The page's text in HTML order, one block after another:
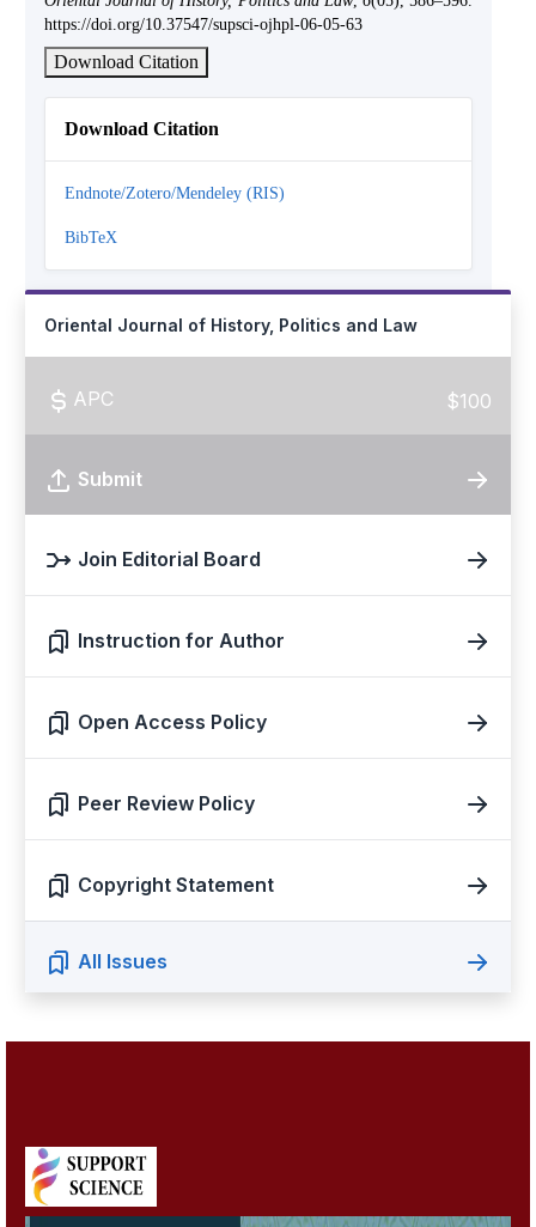
https://doi.org/10.37547/supsci-ojhpl-06-05-63
Download Citation
Download Citation
Endnote/Zotero/Mendeley (RIS)
BibTeX
Oriental Journal of History, Politics and Law
APC $100
Submit
Join Editorial Board
Instruction for Author
Open Access Policy
Peer Review Policy
Copyright Statement
All Issues